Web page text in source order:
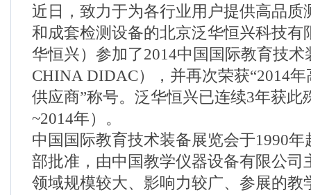
近日，致力于为各行业用户提供高品质
和成套检测设备的北京泛华恒兴科技有
华恒兴）参加了2014中国国际教育技术
CHINA DIDAC），并再次荣获“2014
供应商”称号。泛华恒兴已连续3年获此
~2014年）。
中国国际教育技术装备展览会于1990
部批准，由中国教学仪器设备有限公司
领域规模较大、影响力较广、参展的教